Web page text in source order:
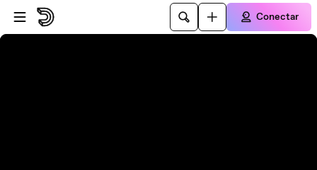
Pular para o player
Ir para o conteúdo principal
Conectar